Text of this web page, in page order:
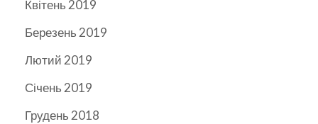
Квітень 2019
Березень 2019
Лютий 2019
Січень 2019
Грудень 2018